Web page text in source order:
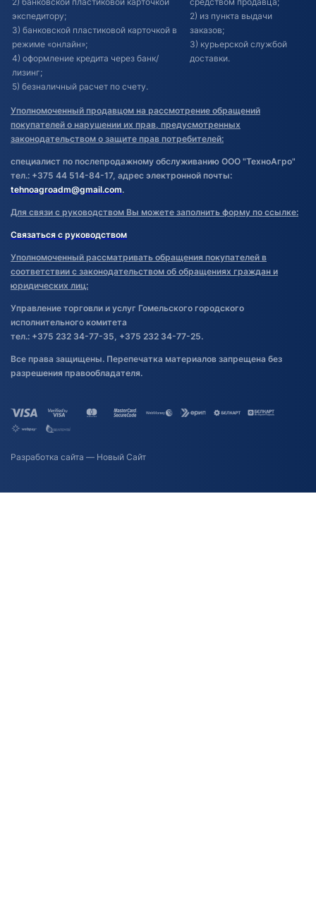
экспедитору;
3) банковской пластиковой карточкой в
режиме «онлайн»;
4) оформление кредита через банк/
лизинг;
5) безналичный расчет по счету.
2) из пункта выдачи
заказов;
3) курьерской службой
доставки.
Уполномоченный продавцом на рассмотрение обращений
покупателей о нарушении их прав, предусмотренных
законодательством о защите прав потребителей:
специалист по послепродажному обслуживанию ООО "ТехноАгро"
тел.: +375 44 514-84-17, адрес электронной почты:
tehnoagroadm@gmail.com.
Для связи с руководством Вы можете заполнить форму по ссылке:
Связаться с руководством
Уполномоченный рассматривать обращения покупателей в
соответствии с законодательством об обращениях граждан и
юридических лиц:
Управление торговли и услуг Гомельского городского
исполнительного комитета
тел.: +375 232 34-77-35, +375 232 34-77-25.
Все права защищены. Перепечатка материалов запрещена без
разрешения правообладателя.
Разработка сайта — Новый Сайт